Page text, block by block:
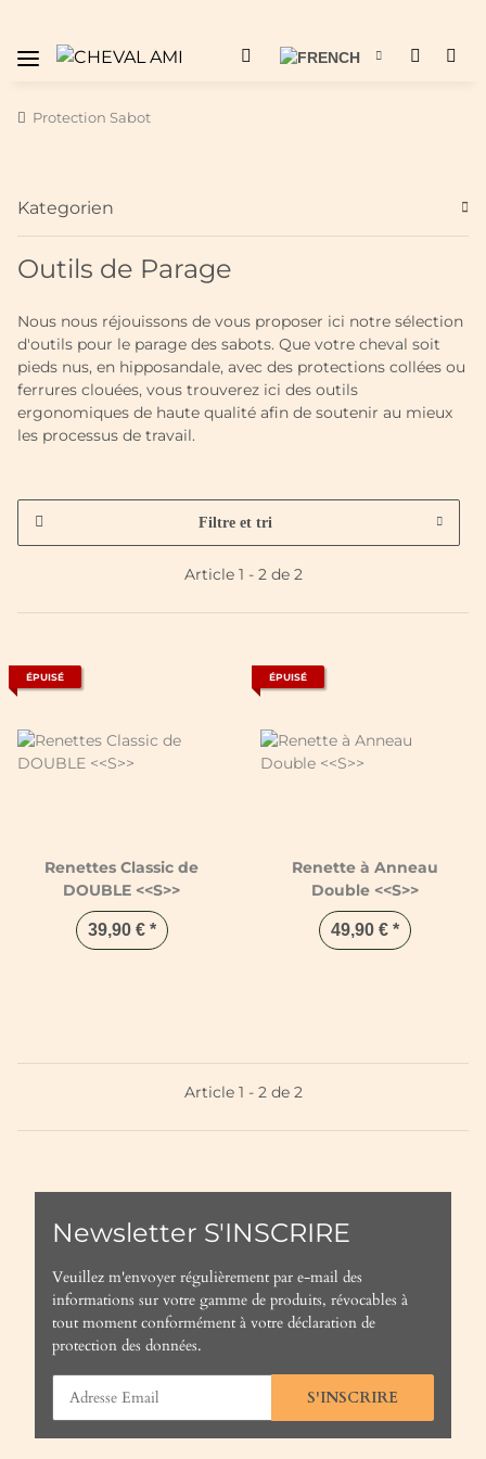
Protection Sabot
Outils de Parage
Nous nous réjouissons de vous proposer ici notre sélection
d'outils pour le parage des sabots. Que votre cheval soit
pieds nus, en hipposandale, avec des protections collées ou
ferrures clouées, vous trouverez ici des outils
ergonomiques de haute qualité afin de soutenir au mieux
les processus de travail.
Filtre et tri
Article 1 - 2 de 2
ÉPUISÉ
Renettes Classic de
DOUBLE <<S>>
39,90 € *
ÉPUISÉ
Renette à Anneau
Double <<S>>
49,90 € *
Article 1 - 2 de 2
Kategorien
Newsletter S'INSCRIRE
Veuillez m'envoyer régulièrement par e-mail des
informations sur votre gamme de produits, révocables à
tout moment conformément à votre déclaration de
protection des données.
S'INSCRIRE